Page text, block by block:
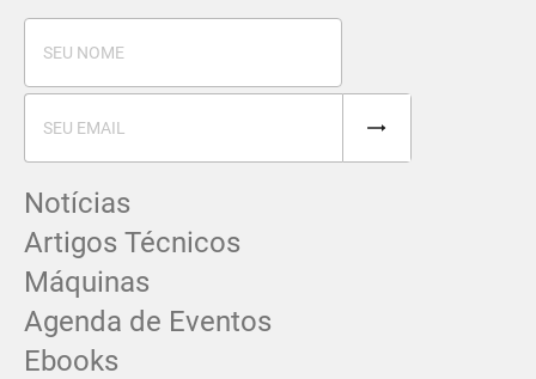
Notícias
Artigos Técnicos
Máquinas
Agenda de Eventos
Ebooks